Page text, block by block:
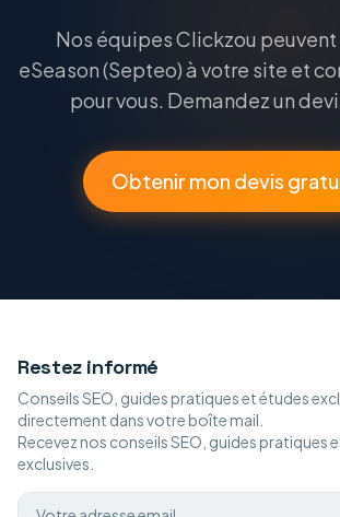
Nos équipes Clickzou
eSeason (Septeo) à votre site et
pour vous. Demandez un
Obtenir mon devis
Restez informé
Conseils SEO, guides pratiques et études
directement dans votre boîte mail.
Recevez nos conseils SEO, guides pratiques
exclusives.